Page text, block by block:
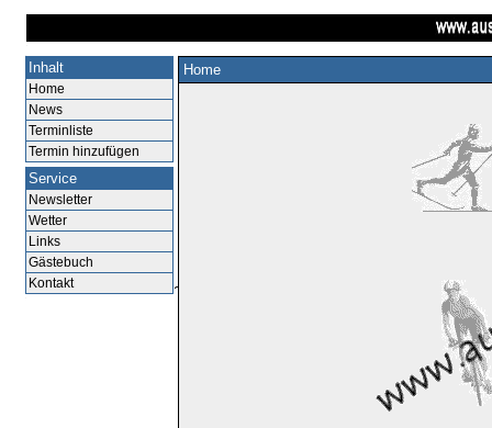
Inhalt
Home
News
Terminliste
Termin hinzufügen
Service
Newsletter
Wetter
Links
Gästebuch
Kontakt
Home